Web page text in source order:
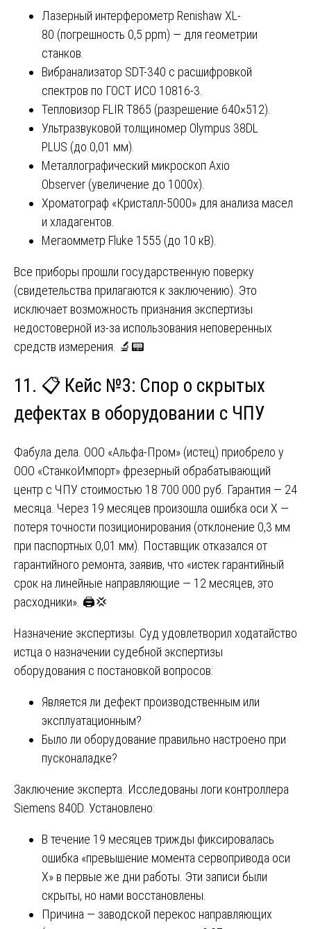
Лазерный интерферометр Renishaw XL-
80 (погрешность 0,5 ppm) — для геометрии
станков.
Вибранализатор SDT-340 с расшифровкой
спектров по ГОСТ ИСО 10816-3.
Тепловизор FLIR T865 (разрешение 640×512).
Ультразвуковой толщиномер Olympus 38DL
PLUS (до 0,01 мм).
Металлографический микроскоп Axio
Observer (увеличение до 1000x).
Хроматограф «Кристалл-5000» для анализа масел
и хладагентов.
Мегаомметр Fluke 1555 (до 10 кВ).
Все приборы прошли государственную поверку
(свидетельства прилагаются к заключению). Это
исключает возможность признания экспертизы
недостоверной из-за использования неповеренных
средств измерения. 🔬📟
11. 📋 Кейс №3: Спор о скрытых
дефектах в оборудовании с ЧПУ
Фабула дела. ООО «Альфа-Пром» (истец) приобрело у
ООО «СтанкоИмпорт» фрезерный обрабатывающий
центр с ЧПУ стоимостью 18 700 000 руб. Гарантия — 24
месяца. Через 19 месяцев произошла ошибка оси X —
потеря точности позиционирования (отклонение 0,3 мм
при паспортных 0,01 мм). Поставщик отказался от
гарантийного ремонта, заявив, что «истек гарантийный
срок на линейные направляющие — 12 месяцев, это
расходники». 🖨️💢
Назначение экспертизы. Суд удовлетворил ходатайство
истца о назначении судебной экспертизы
оборудования с постановкой вопросов:
Является ли дефект производственным или
эксплуатационным?
Было ли оборудование правильно настроено при
пусконаладке?
Заключение эксперта. Исследованы логи контроллера
Siemens 840D. Установлено:
В течение 19 месяцев трижды фиксировалась
ошибка «превышение момента сервопривода оси
X» в первые же дни работы. Эти записи были
скрыты, но нами восстановлены.
Причина — заводской перекос направляющих